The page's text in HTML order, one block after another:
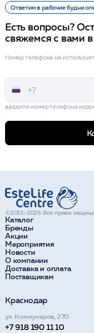
Ответим в рабочие будни
Есть вопросы?
свяжемся с вами
Номер телефона не
введите номер телефона
Каталог
Бренды
Акции
Мероприятия
Новости
О компании
Доставка и оплата
Поставщикам
©2013–2026 Все права
Краснодар
ул. Коммунаров, 270
+7 918 190 11 10